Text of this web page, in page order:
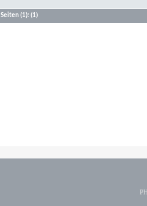
Seiten(1):(1)